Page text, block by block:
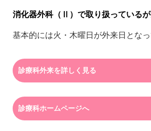
消化器外科（Ⅱ）で取り扱っている
基本的には火・木曜日が外来日となっ
診療科外来を詳しく見る
診療科ホームページへ